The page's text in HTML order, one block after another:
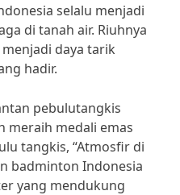
selalu menjadi
di tanah air. Riuhnya
daya tarik
hadir.
pebulutangkis
meraih medali emas
tangkis, “Atmosfir di
badminton Indonesia
yang mendukung